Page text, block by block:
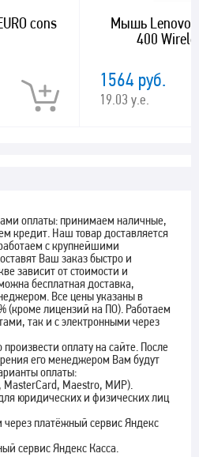
cons
Мышь Lenovo
400
1564 руб.
19.03 у.е.
оплаты: принимаем наличные,
кредит. Наш товар доставляется
с крупнейшими
Ваш заказ быстро и
зависит от стоимости и
бесплатная доставка,
Все цены указаны в
(кроме лицензий на ПО). Работаем
так и с электронными через
оплату на сайте. После
его менеджером Вам будут
оплаты:
MasterCard, Maestro, МИР).
юридических и физических лиц
платёжный сервис Яндекс
сервис Яндекс Касса.